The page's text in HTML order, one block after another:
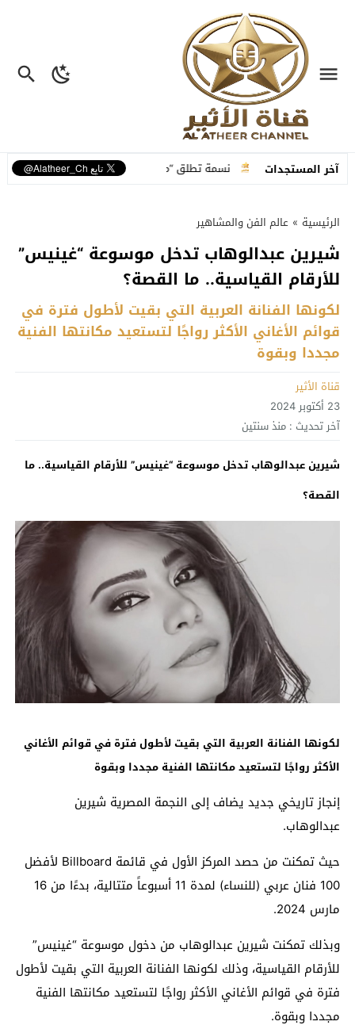
آخر المستجدات
متكاملة نسمة تطلق “ما عم بنساك”.. أغنية مصوّرة تحوّل وجع الفراق
الرئيسية » عالم الفن والمشاهير
شيرين عبدالوهاب تدخل موسوعة “غينيس”
للأرقام القياسية.. ما القصة؟
لكونها الفنانة العربية التي بقيت لأطول فترة في
قوائم الأغاني الأكثر رواجًا لتستعيد مكانتها الفنية
مجددا وبقوة
قناة الأثير
23 أكتوبر 2024
آخر تحديث : منذ سنتين
شيرين عبدالوهاب تدخل موسوعة “غينيس” للأرقام القياسية.. ما
القصة؟
لكونها الفنانة العربية التي بقيت لأطول فترة في قوائم الأغاني
الأكثر رواجًا لتستعيد مكانتها الفنية مجددا وبقوة
إنجاز تاريخي جديد يضاف إلى النجمة المصرية شيرين
عبدالوهاب.
حيث تمكنت من حصد المركز الأول في قائمة Billboard لأفضل
100 فنان عربي (للنساء) لمدة 11 أسبوعاً متتالية، بدءًا من 16
مارس 2024.
وبذلك تمكنت شيرين عبدالوهاب من دخول موسوعة “غينيس”
للأرقام القياسية، وذلك لكونها الفنانة العربية التي بقيت لأطول
فترة في قوائم الأغاني الأكثر رواجًا لتستعيد مكانتها الفنية
مجددا وبقوة.